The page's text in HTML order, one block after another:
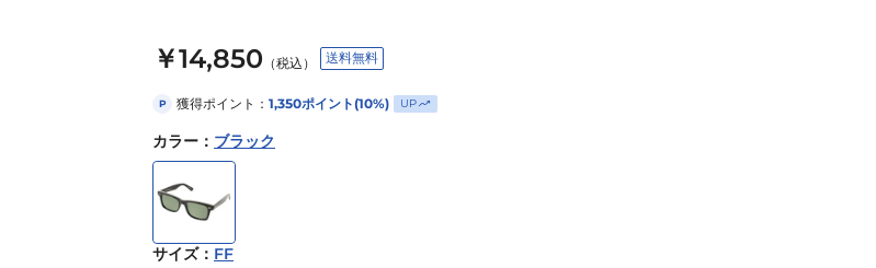
￥14,850 （税込） 送料無料
P 獲得ポイント： 1,350ポイント(10%) UP
カラー ： ブラック
サイズ： FF